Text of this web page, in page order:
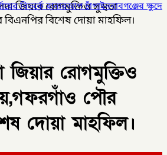
চাঁপাইনবাবগঞ্জের ক্ষুদে বিতার্কিকরা,✦
জিয়ার রোগমুক্তিও সুস্থতা
বিশেষ দোয়া মাহফিল।
জিয়ার রোগমুক্তিও
পৌর
দোয়া মাহফিল।